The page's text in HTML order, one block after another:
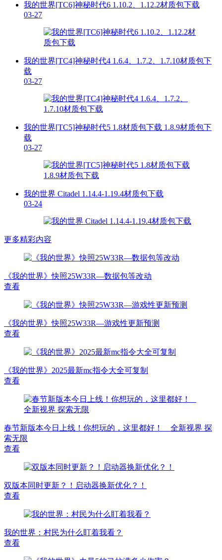
我的世界[TC6]神秘时代6 1.10.2、1.12.2材质包下载
03-27
我的世界[TC4]神秘时代4 1.6.4、1.7.2、1.7.10材质包下
载
03-27
我的世界[TC5]神秘时代5 1.8材质包下载 1.8.9材质包下
载
03-27
我的世界 Citadel 1.14.4-1.19.4材质包下载
03-24
更多精彩内容
《我的世界》快照25W33R—数据包等改动
查看
《我的世界》快照25W33R—游戏性更新预测
查看
《我的世界》2025最新mc指令大全可复制
查看
春节新版本今日上线！你想玩的，这里都好！ _ 全新视界 探
索无限
查看
双版本同时更新？！启动器换新优化？！
查看
我的世界：村民为什么盯着我看？
查看